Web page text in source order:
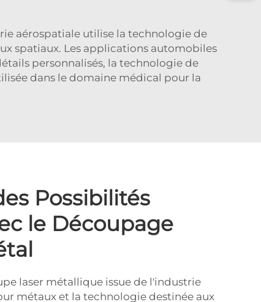
aérospatiale utilise la technologie de
spatiaux. Les applications automobiles
personnalisés, la technologie de
dans le domaine médical pour la
Possibilités
le Découpage
laser métallique issue de l'industrie
métaux et la technologie destinée aux